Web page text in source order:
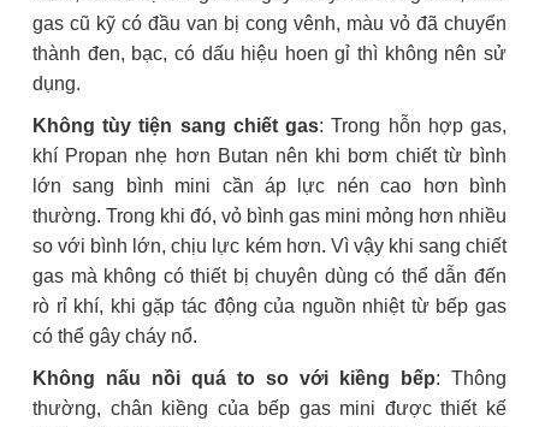
gas cũ kỹ có đầu van bị cong vênh, màu vỏ đã chuyển
thành đen, bạc, có dấu hiệu hoen gỉ thì không nên sử
dụng.
Không tùy tiện sang chiết gas: Trong hỗn hợp gas,
khí Propan nhẹ hơn Butan nên khi bơm chiết từ bình
lớn sang bình mini cần áp lực nén cao hơn bình
thường. Trong khi đó, vỏ bình gas mini mỏng hơn nhiều
so với bình lớn, chịu lực kém hơn. Vì vậy khi sang chiết
gas mà không có thiết bị chuyên dùng có thể dẫn đến
rò rỉ khí, khi gặp tác động của nguồn nhiệt từ bếp gas
có thể gây cháy nổ.
Không nấu nồi quá to so với kiềng bếp: Thông
thường, chân kiềng của bếp gas mini được thiết kế